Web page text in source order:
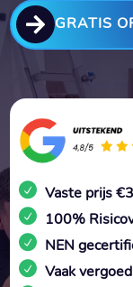
 GRATIS
Vaste prijs
100%
NEN
Vaak